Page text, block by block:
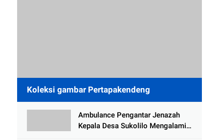
Koleksi gambar Pertapakendeng
Ambulance Pengantar Jenazah
Kepala Desa Sukolilo Mengalami